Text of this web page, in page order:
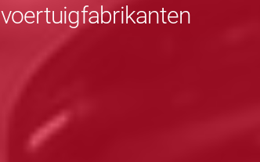
voertuigfabrikanten